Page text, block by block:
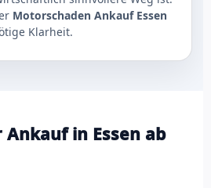
Motorschaden Ankauf Essen
Klarheit.
in Essen ab